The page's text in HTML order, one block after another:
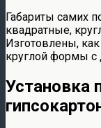
Габариты самих
квадратные,
Изготовлены,
круглой формы
Установка